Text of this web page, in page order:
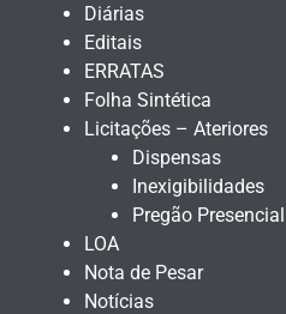
Diárias
Editais
ERRATAS
Folha Sintética
Licitações – Ateriores
Dispensas
Inexigibilidades
Pregão Presencial
LOA
Nota de Pesar
Notícias